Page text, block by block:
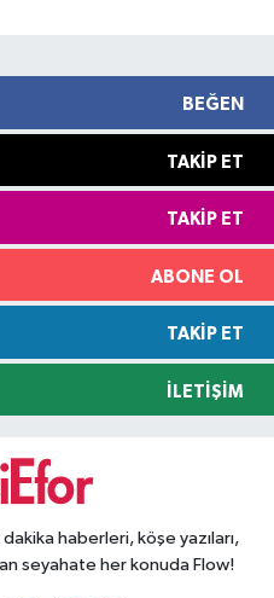
BEĞEN
TAKIP ET
TAKIP ET
ABONE OL
TAKIP ET
İLETIŞIM
haberleri, köşe yazıları,
seyahate her konuda Flow!